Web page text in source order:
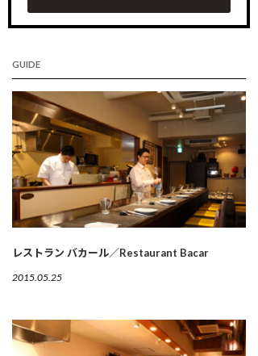
GUIDE
レストラン バカール／Restaurant Bacar
2015.05.25